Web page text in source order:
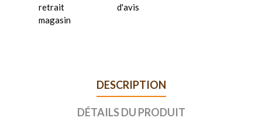
retrait
magasin
d'avis
DESCRIPTION
DÉTAILS DU PRODUIT